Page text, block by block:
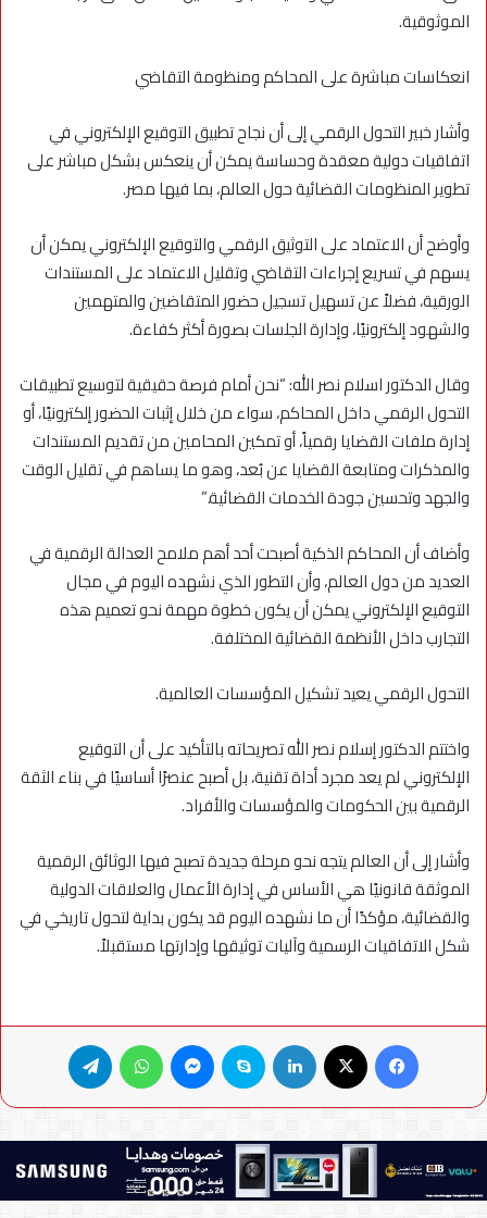
الموثوقية.
انعكاسات مباشرة على المحاكم ومنظومة التقاضي
وأشار خبير التحول الرقمي إلى أن نجاح تطبيق التوقيع الإلكتروني في
اتفاقيات دولية معقدة وحساسة يمكن أن ينعكس بشكل مباشر على
تطوير المنظومات القضائية حول العالم، بما فيها مصر.
وأوضح أن الاعتماد على التوثيق الرقمي والتوقيع الإلكتروني يمكن أن
يسهم في تسريع إجراءات التقاضي وتقليل الاعتماد على المستندات
الورقية، فضلاً عن تسهيل تسجيل حضور المتقاضين والمتهمين
والشهود إلكترونيًا، وإدارة الجلسات بصورة أكثر كفاءة.
وقال الدكتور اسلام نصر الله: “نحن أمام فرصة حقيقية لتوسيع تطبيقات
التحول الرقمي داخل المحاكم، سواء من خلال إثبات الحضور إلكترونيًا، أو
إدارة ملفات القضايا رقمياً، أو تمكين المحامين من تقديم المستندات
والمذكرات ومتابعة القضايا عن بُعد، وهو ما يساهم في تقليل الوقت
والجهد وتحسين جودة الخدمات القضائية.”
وأضاف أن المحاكم الذكية أصبحت أحد أهم ملامح العدالة الرقمية في
العديد من دول العالم، وأن التطور الذي نشهده اليوم في مجال
التوقيع الإلكتروني يمكن أن يكون خطوة مهمة نحو تعميم هذه
التجارب داخل الأنظمة القضائية المختلفة.
التحول الرقمي يعيد تشكيل المؤسسات العالمية.
واختتم الدكتور إسلام نصر الله تصريحاته بالتأكيد على أن التوقيع
الإلكتروني لم يعد مجرد أداة تقنية، بل أصبح عنصرًا أساسيًا في بناء الثقة
الرقمية بين الحكومات والمؤسسات والأفراد.
وأشار إلى أن العالم يتجه نحو مرحلة جديدة تصبح فيها الوثائق الرقمية
الموثقة قانونيًا هي الأساس في إدارة الأعمال والعلاقات الدولية
والقضائية، مؤكدًا أن ما نشهده اليوم قد يكون بداية لتحول تاريخي في
شكل الاتفاقيات الرسمية وآليات توثيقها وإدارتها مستقبلاً.
فيسبوك لينكدإن سكايب ماسنجر واتساب